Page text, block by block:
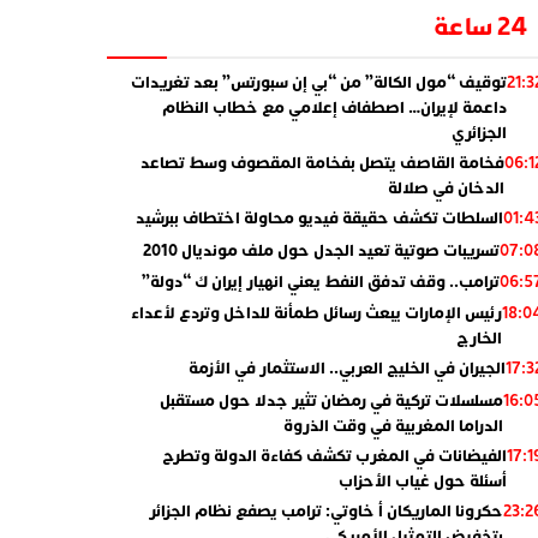
24 ساعة
توقيف “مول الكالة” من “بي إن سبورتس” بعد تغريدات
داعمة لإيران… اصطفاف إعلامي مع خطاب النظام
الجزائري
فخامة القاصف يتصل بفخامة المقصوف وسط تصاعد
الدخان في صلالة
السلطات تكشف حقيقة فيديو محاولة اختطاف ببرشيد
تسريبات صوتية تعيد الجدل حول ملف مونديال 2010
ترامب.. وقف تدفق النفط يعني انهيار إيران ك “دولة”
رئيس الإمارات يبعث رسائل طمأنة للداخل وتردع لأعداء
الخارج
الجيران في الخليج العربي.. الاستثمار في الأزمة
مسلسلات تركية في رمضان تثير جدلا حول مستقبل
الدراما المغربية في وقت الذروة
الفيضانات في المغرب تكشف كفاءة الدولة وتطرح
أسئلة حول غياب الأحزاب
حكرونا الماريكان أ خاوتي: ترامب يصفع نظام الجزائر